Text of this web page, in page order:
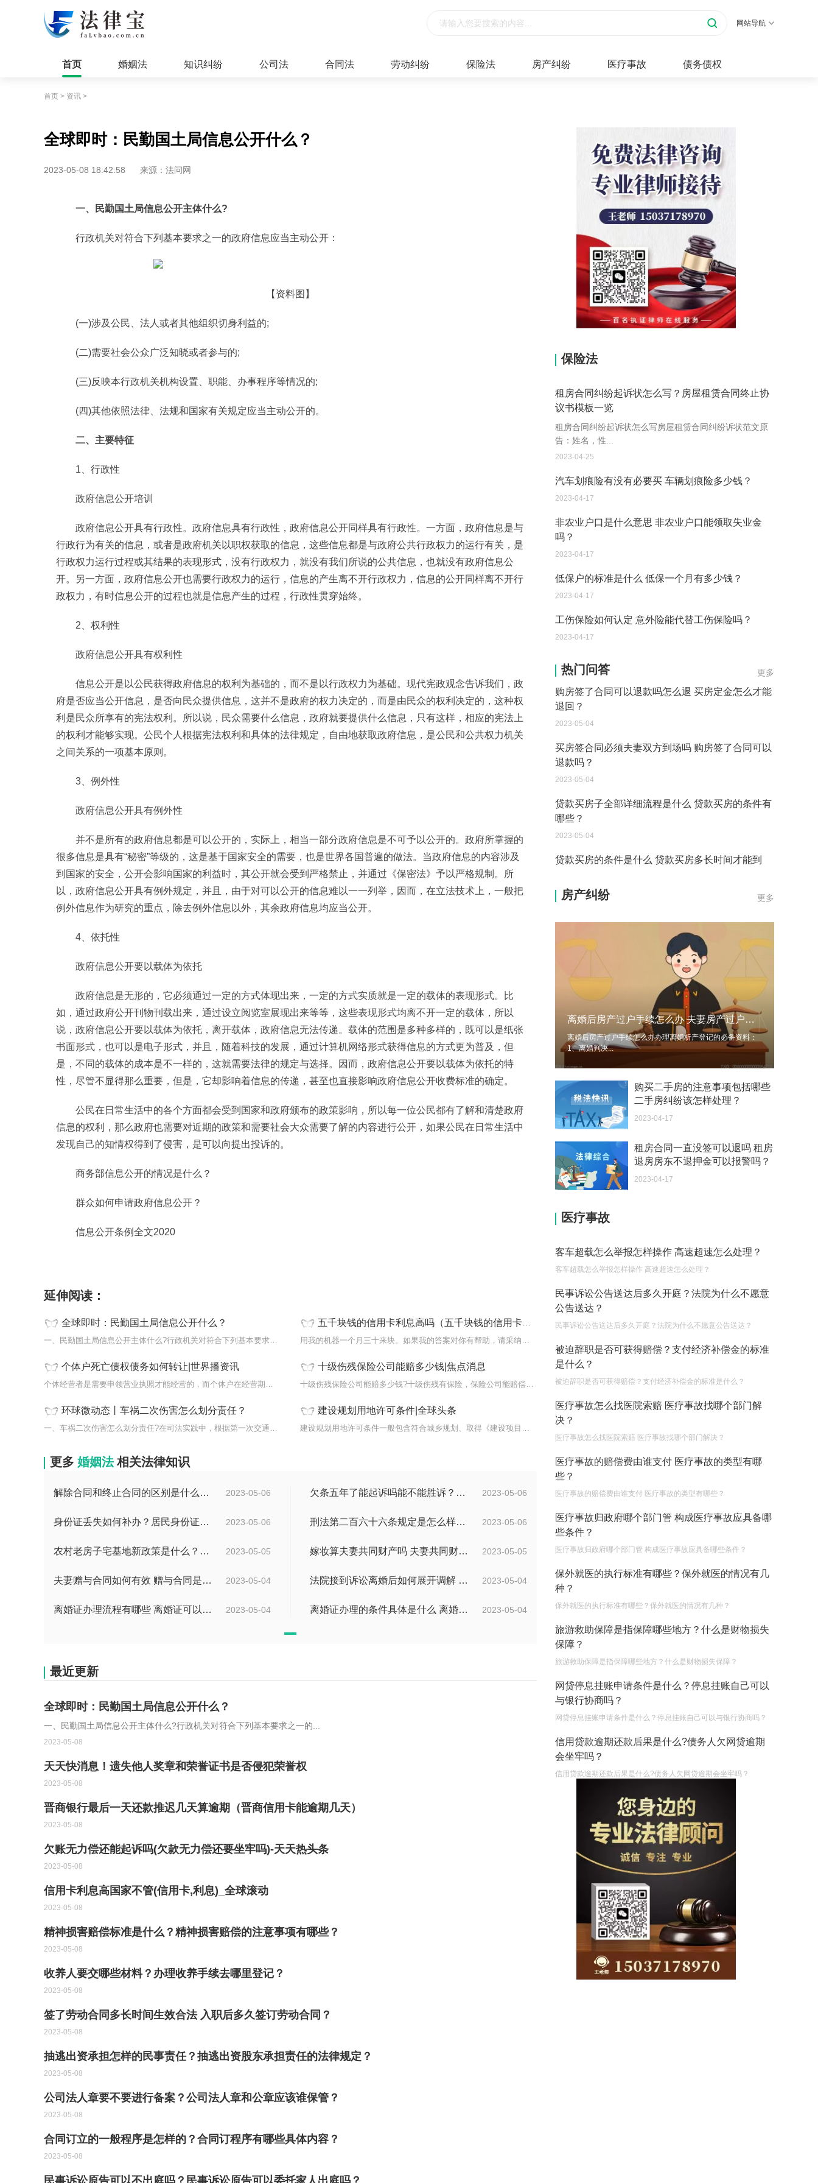
网站导航
首页 婚姻法 知识纠纷 公司法 合同法 劳动纠纷 保险法 房产纠纷 医疗事故 债务债权
首页 > 资讯 >
全球即时：民勤国土局信息公开什么？
2023-05-08 18:42:58 来源：法问网
一、民勤国土局信息公开主体什么?
行政机关对符合下列基本要求之一的政府信息应当主动公开：
【资料图】
(一)涉及公民、法人或者其他组织切身利益的;
(二)需要社会公众广泛知晓或者参与的;
(三)反映本行政机关机构设置、职能、办事程序等情况的;
(四)其他依照法律、法规和国家有关规定应当主动公开的。
二、主要特征
1、行政性
政府信息公开培训
政府信息公开具有行政性。政府信息具有行政性，政府信息公开同样具有行政性。一方面，政府信息是与
行政行为有关的信息，或者是政府机关以职权获取的信息，这些信息都是与政府公共行政权力的运行有关，是
行政权力运行过程或其结果的表现形式，没有行政权力，就没有我们所说的公共信息，也就没有政府信息公
开。另一方面，政府信息公开也需要行政权力的运行，信息的产生离不开行政权力，信息的公开同样离不开行
政权力，有时信息公开的过程也就是信息产生的过程，行政性贯穿始终。
2、权利性
政府信息公开具有权利性
信息公开是以公民获得政府信息的权利为基础的，而不是以行政权力为基础。现代宪政观念告诉我们，政
府是否应当公开信息，是否向民众提供信息，这并不是政府的权力决定的，而是由民众的权利决定的，这种权
利是民众所享有的宪法权利。所以说，民众需要什么信息，政府就要提供什么信息，只有这样，相应的宪法上
的权利才能够实现。公民个人根据宪法权利和具体的法律规定，自由地获取政府信息，是公民和公共权力机关
之间关系的一项基本原则。
3、例外性
政府信息公开具有例外性
并不是所有的政府信息都是可以公开的，实际上，相当一部分政府信息是不可予以公开的。政府所掌握的
很多信息是具有“秘密”等级的，这是基于国家安全的需要，也是世界各国普遍的做法。当政府信息的内容涉及
到国家的安全，公开会影响国家的利益时，其公开就会受到严格禁止，并通过《保密法》予以严格规制。所
以，政府信息公开具有例外规定，并且，由于对可以公开的信息难以一一列举，因而，在立法技术上，一般把
例外信息作为研究的重点，除去例外信息以外，其余政府信息均应当公开。
4、依托性
政府信息公开要以载体为依托
政府信息是无形的，它必须通过一定的方式体现出来，一定的方式实质就是一定的载体的表现形式。比
如，通过政府公开刊物刊载出来，通过设立阅览室展现出来等等，这些表现形式均离不开一定的载体，所以
说，政府信息公开要以载体为依托，离开载体，政府信息无法传递。载体的范围是多种多样的，既可以是纸张
书面形式，也可以是电子形式，并且，随着科技的发展，通过计算机网络形式获得信息的方式更为普及，但
是，不同的载体的成本是不一样的，这就需要法律的规定与选择。因而，政府信息公开要以载体为依托的特
性，尽管不显得那么重要，但是，它却影响着信息的传递，甚至也直接影响政府信息公开收费标准的确定。
公民在日常生活中的各个方面都会受到国家和政府颁布的政策影响，所以每一位公民都有了解和清楚政府
信息的权利，那么政府也需要对近期的政策和需要社会大众需要了解的内容进行公开，如果公民在日常生活中
发现自己的知情权得到了侵害，是可以向提出投诉的。
商务部信息公开的情况是什么？
群众如何申请政府信息公开？
信息公开条例全文2020
延伸阅读：
全球即时：民勤国土局信息公开什么？
一、民勤国土局信息公开主体什么?行政机关对符合下列基本要求之一的...
五千块钱的信用卡利息高吗（五千块钱的信用卡利息）-今日最新
用我的机器一个月三十来块。如果我的答案对你有帮助，请采纳！如果...
个体户死亡债权债务如何转让|世界播资讯
个体经营者是需要申领营业执照才能经营的，而个体户在经营期间可能...
十级伤残保险公司能赔多少钱|焦点消息
十级伤残保险公司能赔多少钱?十级伤残有保险，保险公司能赔偿多少钱...
环球微动态丨车祸二次伤害怎么划分责任？
一、车祸二次伤害怎么划分责任?在司法实践中，根据第一次交通肇事的...
建设规划用地许可条件|全球头条
建设规划用地许可条件一般包含符合城乡规划、取得《建设项目选址意...
更多 婚姻法 相关法律知识
2023-05-06
解除合同和终止合同的区别是什么？合同终止和合同解除哪个需要赔款？ 2023-05-06
欠条五年了能起诉吗能不能胜诉？夫妻之间的借条怎么写？
2023-05-06
身份证丢失如何补办？居民身份证法第十一条内容是怎么样的呢？ 2023-05-06
刑法第二百六十六条规定是怎么样的？诈骗多少金额可以立案？
2023-05-05
农村老房子宅基地新政策是什么？办理二抵押不需要抵押合同吗？ 2023-05-05
嫁妆算夫妻共同财产吗 夫妻共同财产一方有权单独处理吗？
2023-05-04
夫妻赠与合同如何有效 赠与合同是债权合同吗？ 2023-05-04
法院接到诉讼离婚后如何展开调解 诉讼离婚要多久才能离？
2023-05-04
离婚证办理流程有哪些 离婚证可以撤销吗？ 2023-05-04
离婚证办理的条件具体是什么 离婚证办理流程有哪些？
最近更新
全球即时：民勤国土局信息公开什么？
一、民勤国土局信息公开主体什么?行政机关对符合下列基本要求之一的...
2023-05-08
天天快消息！遗失他人奖章和荣誉证书是否侵犯荣誉权
2023-05-08
晋商银行最后一天还款推迟几天算逾期（晋商信用卡能逾期几天）
2023-05-08
欠账无力偿还能起诉吗(欠款无力偿还要坐牢吗)-天天热头条
2023-05-08
信用卡利息高国家不管(信用卡,利息)_全球滚动
2023-05-08
精神损害赔偿标准是什么？精神损害赔偿的注意事项有哪些？
2023-05-08
收养人要交哪些材料？办理收养手续去哪里登记？
2023-05-08
签了劳动合同多长时间生效合法 入职后多久签订劳动合同？
2023-05-08
抽逃出资承担怎样的民事责任？抽逃出资股东承担责任的法律规定？
2023-05-08
公司法人章要不要进行备案？公司法人章和公章应该谁保管？
2023-05-08
合同订立的一般程序是怎样的？合同订程序有哪些具体内容？
2023-05-08
民事诉讼原告可以不出庭吗？民事诉讼原告可以委托家人出庭吗？
保险法
租房合同纠纷起诉状怎么写？房屋租赁合同终止协
议书模板一览
租房合同纠纷起诉状怎么写房屋租赁合同纠纷诉状范文原
告：姓名，性...
2023-04-25
汽车划痕险有没有必要买 车辆划痕险多少钱？
2023-04-17
非农业户口是什么意思 非农业户口能领取失业金
吗？
2023-04-17
低保户的标准是什么 低保一个月有多少钱？
2023-04-17
工伤保险如何认定 意外险能代替工伤保险吗？
2023-04-17
更多
热门问答
么才能退回方法有哪些？
购房签了合同可以退款吗怎么退 买房定金怎么才能
退回？
买房签合同必须夫妻双方到场吗 购房签了合同可以
退款吗？
贷款买房子全部详细流程是什么 贷款买房的条件有
哪些？
账？
2023-05-04
哪些？
贷款买房的程序是什么 贷款买房的条件有哪些？
2023-05-04
买房还不上贷款可以退房吗 贷款买房的程序是什
么？
个体营业执照注销要交税吗 营业执照下来的当月就
要申报纳税吗？
2023-05-04
滞纳金吗？
2023-05-04
税务滞纳金一般是怎么计算 个人所得税有滞纳金
2023-05-04
税款滞纳金所得税可以扣除吗 税务滞纳金如何计
算？
小微企业需要缴纳哪些税费 如何申请小额贷款？
2023-05-04
不还贷款房子会被拍卖吗现在 房屋贷款还不起的诉
讼时效是多长时间？
2023-05-04
房屋有贷款可以出卖吗条件有哪些 房屋贷款还不起
的诉讼时效是多久？
2023-05-04
不还贷款房子会被拍卖吗 房屋有贷款可以出卖吗？
2023-05-04
更多
房产纠纷
离婚后房产过户手续怎么办 夫妻房产过户新规定
离婚后房产过户手续怎么办办理离婚析产登记的必备资料：
1、离婚判决...
购买二手房的注意事项包括哪些
二手房纠纷该怎样处理？
2023-04-17
租房合同一直没签可以退吗 租房
退房房东不退押金可以报警吗？
2023-04-17
医疗事故
客车超载怎么举报怎样操作 高速超速怎么处理？
客车超载怎么举报怎样操作 高速超速怎么处理？
民事诉讼公告送达后多久开庭？法院为什么不愿意
公告送达？
民事诉讼公告送达后多久开庭？法院为什么不愿意公告送达？
被迫辞职是否可获得赔偿？支付经济补偿金的标准
是什么？
被迫辞职是否可获得赔偿？支付经济补偿金的标准是什么？
医疗事故怎么找医院索赔 医疗事故找哪个部门解
决？
医疗事故怎么找医院索赔 医疗事故找哪个部门解决？
医疗事故的赔偿费由谁支付 医疗事故的类型有哪
些？
医疗事故的赔偿费由谁支付 医疗事故的类型有哪些？
医疗事故归政府哪个部门管 构成医疗事故应具备哪
些条件？
医疗事故归政府哪个部门管 构成医疗事故应具备哪些条件？
保外就医的执行标准有哪些？保外就医的情况有几
种？
保外就医的执行标准有哪些？保外就医的情况有几种？
旅游救助保障是指保障哪些地方？什么是财物损失
保障？
旅游救助保障是指保障哪些地方？什么是财物损失保障？
网贷停息挂账申请条件是什么？停息挂账自己可以
与银行协商吗？
网贷停息挂账申请条件是什么？停息挂账自己可以与银行协商吗？
信用贷款逾期还款后果是什么?债务人欠网贷逾期
会坐牢吗？
信用贷款逾期还款后果是什么?债务人欠网贷逾期会坐牢吗？